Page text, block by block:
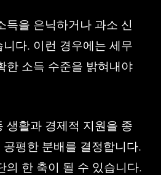
득을 은닉하거나 과소 신
다. 이런 경우에는 세무
한 소득 수준을 밝혀내야
생활과 경제적 지원을 종
평한 분배를 결정합니다.
의 한 축이 될 수 있습니다.